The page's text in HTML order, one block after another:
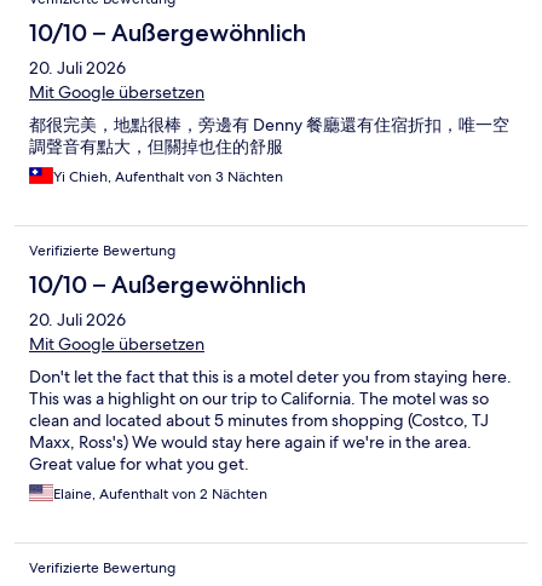
10/10 – Außergewöhnlich
20. Juli 2026
Mit Google übersetzen
都很完美，地點很棒，旁邊有 Denny 餐廳還有住宿折扣，唯一空
調聲音有點大，但關掉也住的舒服
Yi Chieh, Aufenthalt von 3 Nächten
Verifizierte Bewertung
10/10 – Außergewöhnlich
20. Juli 2026
Mit Google übersetzen
Don't let the fact that this is a motel deter you from staying here.
This was a highlight on our trip to California. The motel was so
clean and located about 5 minutes from shopping (Costco, TJ
Maxx, Ross's) We would stay here again if we're in the area.
Great value for what you get.
Elaine, Aufenthalt von 2 Nächten
Verifizierte Bewertung